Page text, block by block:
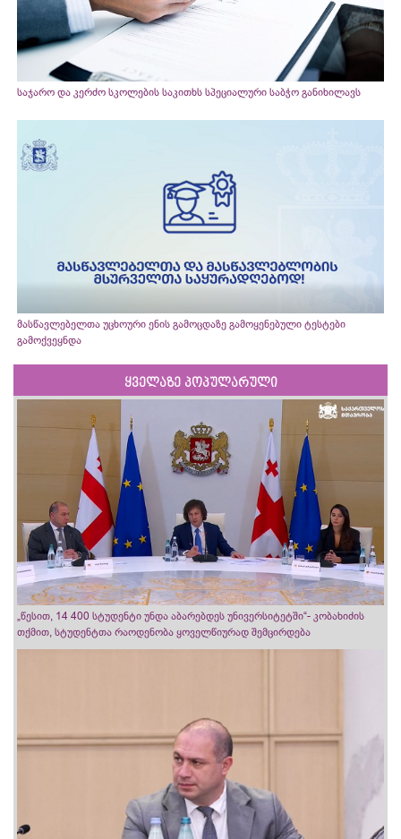
საჯარო და კერძო სკოლების საკითხს სპეციალური საბჭო განიხილავს
მასწავლებელთა უცხოური ენის გამოცდაზე გამოყენებული ტესტები
გამოქვეყნდა
ყველაზე პოპულარული
„წესით, 14 400 სტუდენტი უნდა აბარებდეს უნივერსიტეტში“- კობახიძის
თქმით, სტუდენტთა რაოდენობა ყოველწიურად შემცირდება